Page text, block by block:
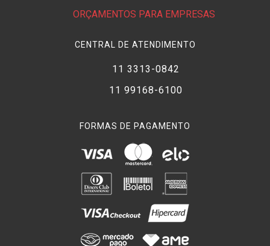
ORÇAMENTOS PARA EMPRESAS
CENTRAL DE ATENDIMENTO
11 3313-0842
11 99168-6100
FORMAS DE PAGAMENTO